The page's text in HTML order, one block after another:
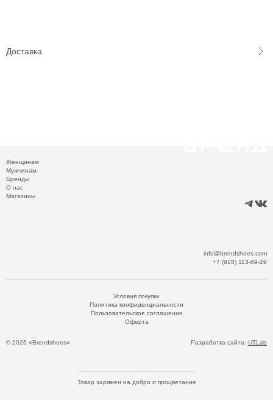
Доставка
Женщинам
Мужчинам
Бренды
О нас
Магазины
info@brendshoes.com
+7 (928) 113-89-29
© 2026 «Brendshoes»
Условия покупки
Политика конфиденциальности
Пользовательское соглашение
Оферта
Разработка сайта: UTLab
Товар заряжен на добро и процветание